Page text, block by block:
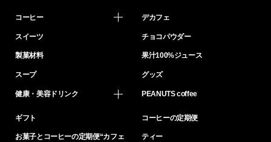
コーヒー デカフェ
スイーツ チョコパウダー
製菓材料 果汁100%ジュース
スープ グッズ
健康・美容ドリンク PEANUTS coffee
ギフト コーヒーの定期便
お菓子とコーヒーの定期便“カフェ
ティー